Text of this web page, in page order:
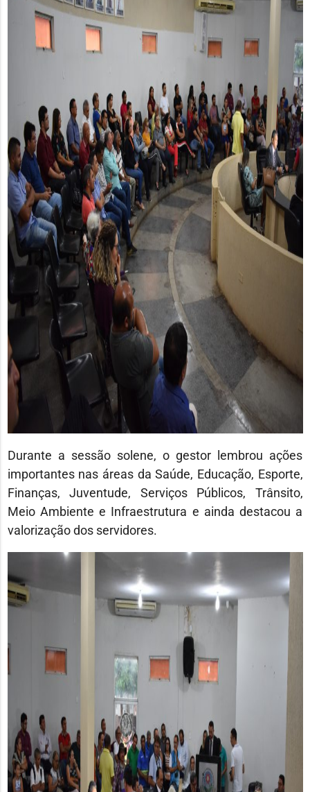
Durante a sessão solene, o gestor lembrou ações
importantes nas áreas da Saúde, Educação, Esporte,
Finanças, Juventude, Serviços Públicos, Trânsito,
Meio Ambiente e Infraestrutura e ainda destacou a
valorização dos servidores.